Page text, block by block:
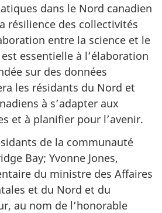
dans le Nord canadien
résilience des collectivités
entre la science et le
essentielle à l’élaboration
sur des données
les résidants du Nord et
à s’adapter aux
et à planifier pour l’avenir.
de la communauté
Bay; Yvonne Jones,
du ministre des Affaires
et du Nord et du
au nom de l’honorable